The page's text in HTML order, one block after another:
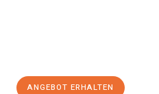
ANGEBOT ERHALTEN